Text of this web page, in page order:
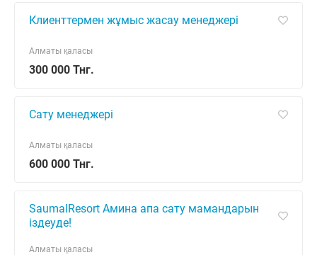
Клиенттермен жұмыс жасау менеджері
300 000 Тнг.
Алматы қаласы
Сату менеджері
600 000 Тнг.
Алматы қаласы
SaumalResort Амина апа сату мамандарын
іздеуде!
Алматы қаласы